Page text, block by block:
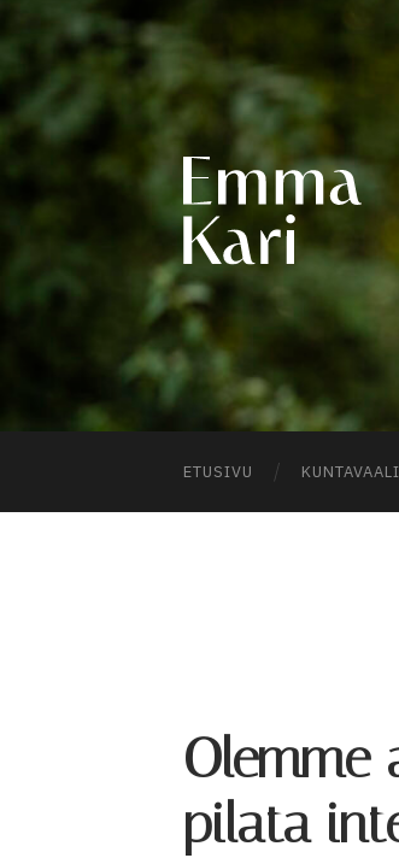
ETUSIVU
Olemme
pilata